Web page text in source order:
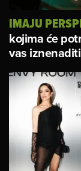
IMAJU
kojima će
vas iznenaditi